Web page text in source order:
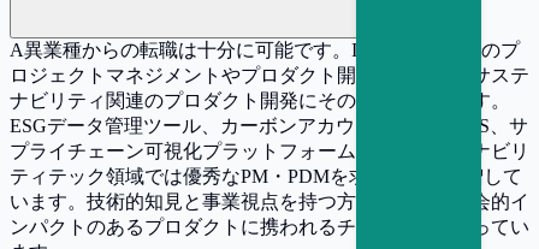
A異業種からの転職は十分に可能です。IT・Web業界でのプ
ロジェクトマネジメントやプロダクト開発の経験は、サステ
ナビリティ関連のプロダクト開発にそのまま活かせます。
ESGデータ管理ツール、カーボンアカウンティングSaaS、サ
プライチェーン可視化プラットフォームなど、サステナビリ
ティテック領域では優秀なPM・PDMを求める声が急増して
います。技術的知見と事業視点を持つ方にとって、社会的イ
ンパクトのあるプロダクトに携われるチャンスが広がってい